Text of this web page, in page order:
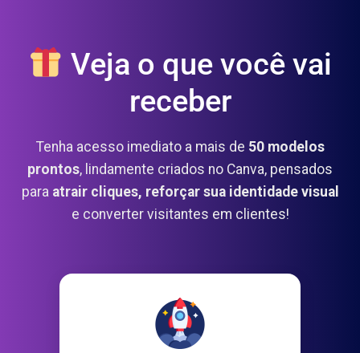
Veja o que você vai
receber
Tenha acesso imediato a mais de 50 modelos
prontos, lindamente criados no Canva, pensados
para atrair cliques, reforçar sua identidade visual
e converter visitantes em clientes!